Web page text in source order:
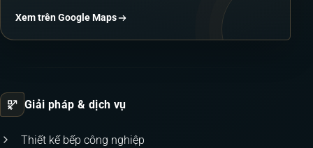
Xem trên Google Maps
Giải pháp & dịch vụ
Thiết kế bếp công nghiệp